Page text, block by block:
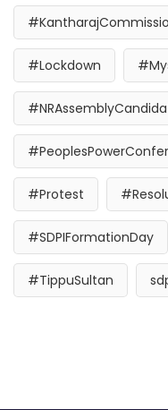
#Lockdown
#Protest
#SDPIFormationDay
#TippuSultan